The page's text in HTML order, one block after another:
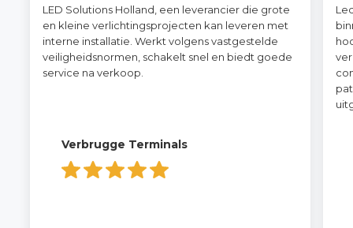
LED Solutions Holland, een leverancier die grote
en kleine verlichtingsprojecten kan leveren met
interne installatie. Werkt volgens vastgestelde
veiligheidsnormen, schakelt snel en biedt goede
service na verkoop.
Verbrugge Terminals